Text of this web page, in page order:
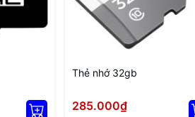
Thẻ nhớ 32gb
285.000₫